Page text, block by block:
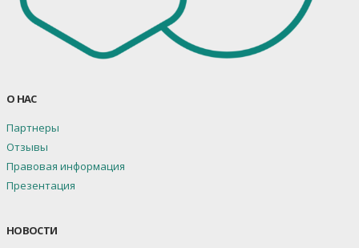
О НАС
Партнеры
Отзывы
Правовая информация
Презентация
НОВОСТИ